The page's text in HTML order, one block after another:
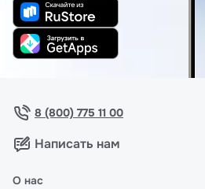
8 (800) 775 11 00
Написать нам
О нас